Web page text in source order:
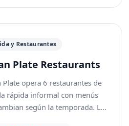
por imagen, lo que generaba
sobre los costos y retrasos de
y Restaurantes
Plate Restaurants
Plate opera 6 restaurantes de
rápida informal con menús
según la temporada. La